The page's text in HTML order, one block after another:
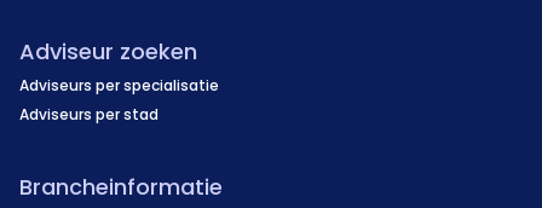
Adviseur zoeken
Adviseurs per specialisatie
Adviseurs per stad
Brancheinformatie